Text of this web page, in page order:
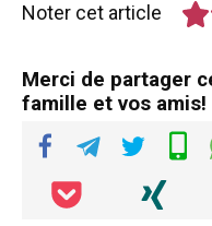
Noter cet article
Merci de partager
famille et vos amis!